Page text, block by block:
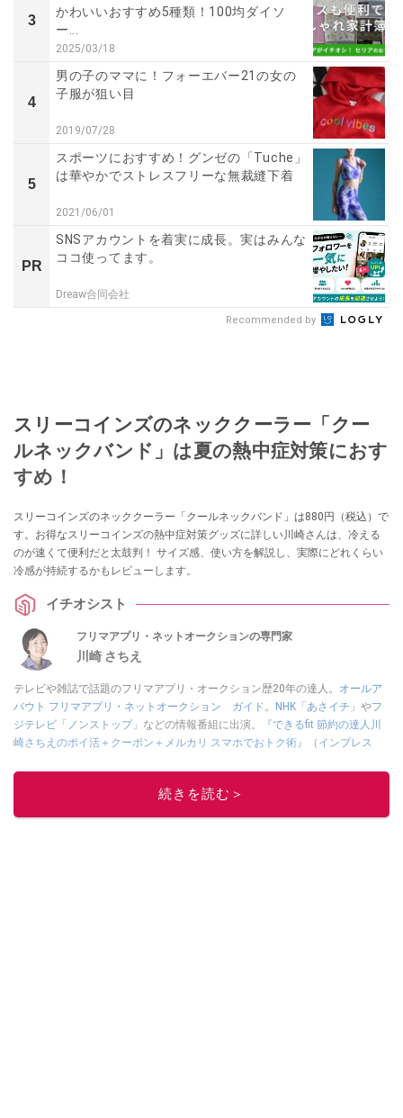
3
かわいいおすすめ5種類！100均ダイソ
ー...
2025/03/18
4
男の子のママに！フォーエバー21の女の
子服が狙い目
2019/07/28
5
スポーツにおすすめ！グンゼの「Tuche」
は華やかでストレスフリーな無裁縫下着
2021/06/01
PR
SNSアカウントを着実に成長。実はみんな
ココ使ってます。
Dreaw合同会社
Recommended by
スリーコインズのネッククーラー「クー
ルネックバンド」は夏の熱中症対策におす
すめ！
スリーコインズのネッククーラー「クールネックバンド」は880円（税込）で
す。お得なスリーコインズの熱中症対策グッズに詳しい川崎さんは、冷える
のが速くて便利だと太鼓判！ サイズ感、使い方を解説し、実際にどれくらい
冷感が持続するかもレビューします。
イチオシスト
フリマアプリ・ネットオークションの専門家
川崎 さちえ
テレビや雑誌で話題のフリマアプリ・オークション歴20年の達人。 オールア
バウト フリマアプリ・ネットオークション ガイド 。 NHK「あさイチ」 やフ
ジテレビ「ノンストップ」 などの情報番組に出演。
『できるfit 節約の達人川
崎さちえのポイ活＋クーポン＋メルカリ スマホでおトク術』（インプレス
的に稼ぐ！』（翔泳社刊）
■経歴：2003年、夫が子育てをするために、突然会社を辞める。翌月からの
続きを読む＞